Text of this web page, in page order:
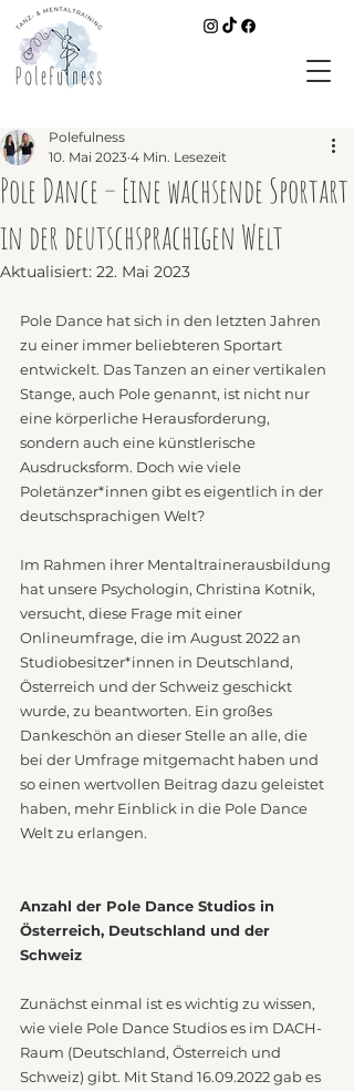
Pole Dance – Eine wachsende Sportart
in der deutschsprachigen Welt
Polefulness
10. Mai 2023 4 Min. Lesezeit
Aktualisiert: 22. Mai 2023
Pole Dance hat sich in den letzten Jahren
zu einer immer beliebteren Sportart
entwickelt. Das Tanzen an einer vertikalen
Stange, auch Pole genannt, ist nicht nur
eine körperliche Herausforderung,
sondern auch eine künstlerische
Ausdrucksform. Doch wie viele
Poletänzer*innen gibt es eigentlich in der
deutschsprachigen Welt?
Im Rahmen ihrer Mentaltrainerausbildung
hat unsere Psychologin, Christina Kotnik,
versucht, diese Frage mit einer
Onlineumfrage, die im August 2022 an
Studiobesitzer*innen in Deutschland,
Österreich und der Schweiz geschickt
wurde, zu beantworten. Ein großes
Dankeschön an dieser Stelle an alle, die
bei der Umfrage mitgemacht haben und
so einen wertvollen Beitrag dazu geleistet
haben, mehr Einblick in die Pole Dance
Welt zu erlangen.
Anzahl der Pole Dance Studios in
Österreich, Deutschland und der
Schweiz
Zunächst einmal ist es wichtig zu wissen,
wie viele Pole Dance Studios es im DACH-
Raum (Deutschland, Österreich und
Schweiz) gibt. Mit Stand 16.09.2022 gab es